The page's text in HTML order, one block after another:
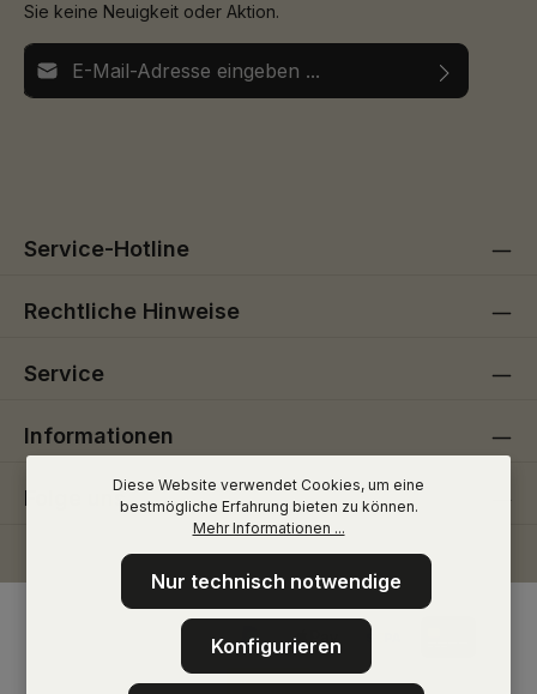
Sie keine Neuigkeit oder Aktion.
E-Mail-Adresse*
Service-Hotline
Rechtliche Hinweise
Service
Informationen
Folge uns
Diese Website verwendet Cookies, um eine
bestmögliche Erfahrung bieten zu können.
Mehr Informationen ...
Nur technisch notwendige
Konfigurieren